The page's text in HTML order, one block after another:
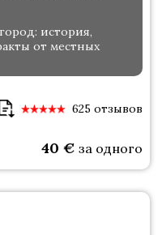
история,
от местных
625 отзывов
40 € за одного